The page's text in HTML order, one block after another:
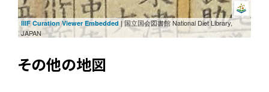
IIIF Curation Viewer Embedded | 国立国会図書館 National Diet Library,
JAPAN
その他の地図